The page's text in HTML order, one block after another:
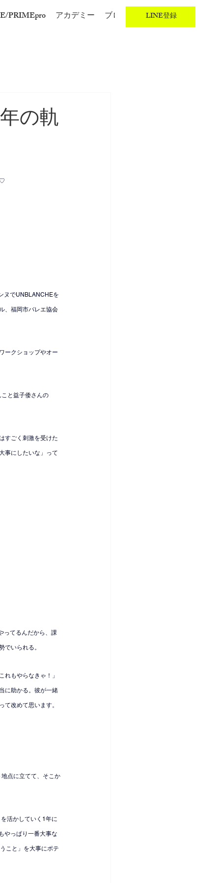
PRIMEpro アカデミー ブログ LINE登録
の軌
♡
ヌでUNBLANCHEを
、福岡市バレエ協会
ークショップやオー
と益子倭さんの
すごく刺激を受けた
事にしたいな」って
ってるんだから、課
でいられる。
もやらなきゃ！」
に助かる。彼が一緒
改めて思います。
点に立てて、そこか
活かしていく1年に
やっぱり一番大事な
こと」を大事にポテ